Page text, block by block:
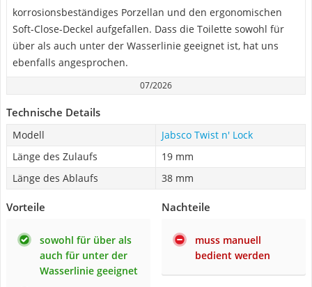
korrosionsbeständiges Porzellan und den ergonomischen
Soft-Close-Deckel aufgefallen. Dass die Toilette sowohl für
über als auch unter der Wasserlinie geeignet ist, hat uns
ebenfalls angesprochen.
07/2026
Technische Details
Modell
Jabsco Twist n' Lock
Länge des Zulaufs
19 mm
Länge des Ablaufs
38 mm
Vorteile
sowohl für über als
auch für unter der
Wasserlinie geeignet
Nachteile
muss manuell
bedient werden